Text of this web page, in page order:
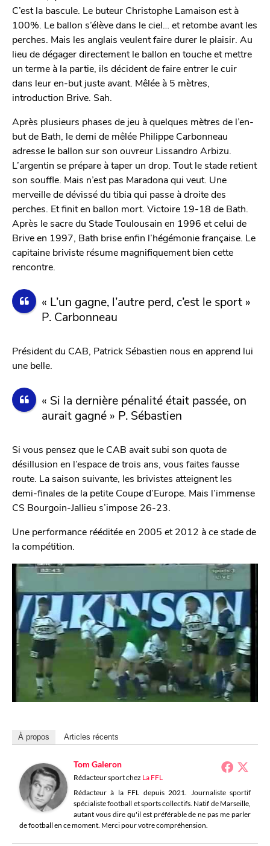
C’est la bascule. Le buteur Christophe Lamaison est à
100%. Le ballon s’élève dans le ciel… et retombe avant les
perches. Mais les anglais veulent faire durer le plaisir. Au
lieu de dégager directement le ballon en touche et mettre
un terme à la partie, ils décident de faire entrer le cuir
dans leur en-but juste avant. Mêlée à 5 mètres,
introduction Brive. Sah.
Après plusieurs phases de jeu à quelques mètres de l’en-
but de Bath, le demi de mêlée Philippe Carbonneau
adresse le ballon sur son ouvreur Lissandro Arbizu.
L’argentin se prépare à taper un drop. Tout le stade retient
son souffle. Mais n’est pas Maradona qui veut. Une
merveille de dévissé du tibia qui passe à droite des
perches. Et finit en ballon mort. Victoire 19-18 de Bath.
Après le sacre du Stade Toulousain en 1996 et celui de
Brive en 1997, Bath brise enfin l’hégémonie française. Le
capitaine briviste résume magnifiquement bien cette
rencontre.
« L’un gagne, l’autre perd, c’est le sport »
P. Carbonneau
Président du CAB, Patrick Sébastien nous en apprend lui
une belle.
« Si la dernière pénalité était passée, on
aurait gagné » P. Sébastien
Si vous pensez que le CAB avait subi son quota de
désillusion en l’espace de trois ans, vous faites fausse
route. La saison suivante, les brivistes atteignent les
demi-finales de la petite Coupe d’Europe. Mais l’immense
CS Bourgoin-Jallieu s’impose 26-23.
Une performance rééditée en 2005 et 2012 à ce stade de
la compétition.
À propos Articles récents
Tom Galeron
Rédacteur sportchez La FFL
Rédacteur à la FFL depuis 2021. Journaliste sportif
spécialiste football et sports collectifs. Natif de Marseille,
autant vous dire qu'il est préférable de ne pas me parler
de football en ce moment. Merci pour votre compréhension.